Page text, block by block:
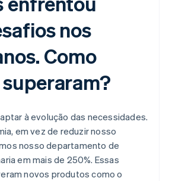
nos
Como
à evolução das necessidades.
em vez de reduzir nosso
nosso departamento de
em mais de 250%. Essas
novos produtos como o